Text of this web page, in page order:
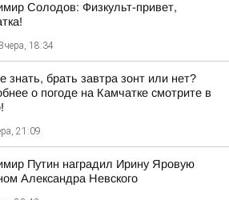
Солодов: Физкульт-привет,
Вчера, 18:34
знать, брать завтра зонт или нет?
о погоде на Камчатке смотрите в
21:09
Путин наградил Ирину Яровую
Александра Невского